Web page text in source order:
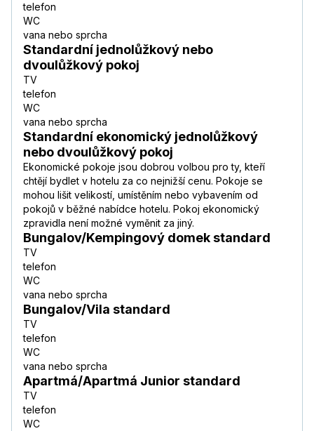
telefon
WC
vana nebo sprcha
Standardní jednolůžkový nebo
dvoulůžkový pokoj
TV
telefon
WC
vana nebo sprcha
Standardní ekonomický jednolůžkový
nebo dvoulůžkový pokoj
Ekonomické pokoje jsou dobrou volbou pro ty, kteří
chtějí bydlet v hotelu za co nejnižší cenu. Pokoje se
mohou lišit velikostí, umístěním nebo vybavením od
pokojů v běžné nabídce hotelu. Pokoj ekonomický
zpravidla není možné vyměnit za jiný.
Bungalov/Kempingový domek standard
TV
telefon
WC
vana nebo sprcha
Bungalov/Vila standard
TV
telefon
WC
vana nebo sprcha
Apartmá/Apartmá Junior standard
TV
telefon
WC